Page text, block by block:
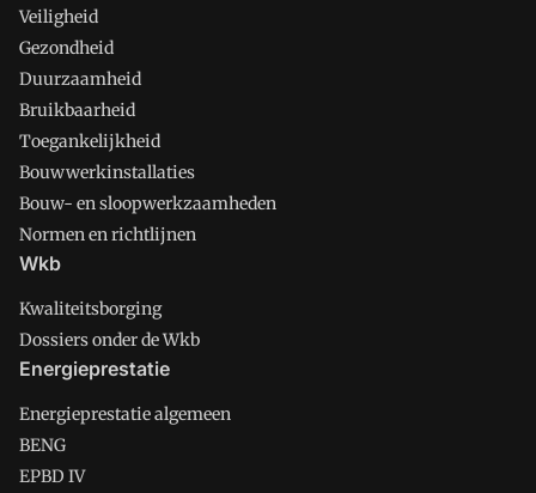
Veiligheid
Gezondheid
Duurzaamheid
Bruikbaarheid
Toegankelijkheid
Bouwwerkinstallaties
Bouw- en sloopwerkzaamheden
Normen en richtlijnen
Wkb
Kwaliteitsborging
Dossiers onder de Wkb
Energieprestatie
Energieprestatie algemeen
BENG
EPBD IV